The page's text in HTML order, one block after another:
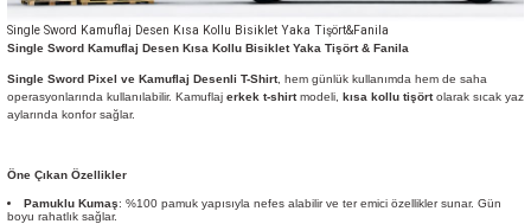
Single Sword Kamuflaj Desen Kısa Kollu Bisiklet Yaka Tişört&Fanila
Single Sword Kamuflaj Desen Kısa Kollu Bisiklet Yaka Tişört & Fanila
Single Sword Pixel ve Kamuflaj Desenli T-Shirt, hem günlük kullanımda hem de saha
operasyonlarında kullanılabilir. Kamuflaj erkek t-shirtmodeli, kısa kollu tişörtolarak sıcak yaz
aylarında konfor sağlar.
Öne Çıkan Özellikler
Pamuklu Kumaş: %100 pamuk yapısıyla nefes alabilir ve ter emici özellikler sunar. Gün
boyu rahatlık sağlar.